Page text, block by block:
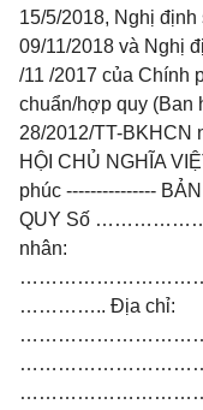
15/5/2018, Nghị
09/11/2018 và Nghị
/11 /2017 của Chính
chuẩn/hợp quy (Ban
28/2012/TT-BKHCN
HỘI CHỦ NGHĨA
phúc ---------------
QUY Số
nhân:
………….. Địa chỉ: